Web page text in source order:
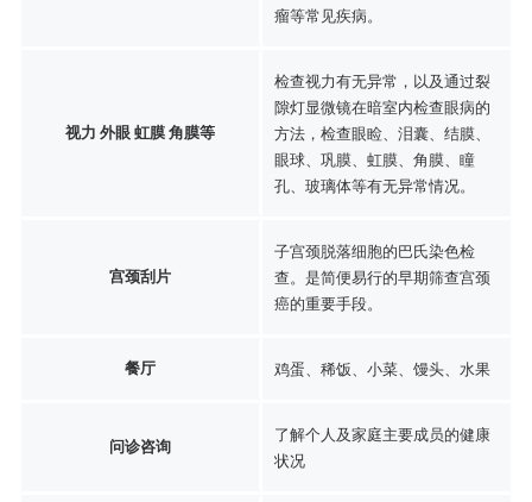
瘤等常见疾病。
视力 外眼 虹膜 角膜等
检查视力有无异常，以及通过裂
隙灯显微镜在暗室内检查眼病的
方法，检查眼睑、泪囊、结膜、
眼球、巩膜、虹膜、角膜、瞳
孔、玻璃体等有无异常情况。
宫颈刮片
子宫颈脱落细胞的巴氏染色检
查。是简便易行的早期筛查宫颈
癌的重要手段。
餐厅 鸡蛋、稀饭、小菜、馒头、水果
问诊咨询
了解个人及家庭主要成员的健康
状况